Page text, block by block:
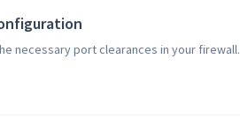
necessary port clearances in your firewall.